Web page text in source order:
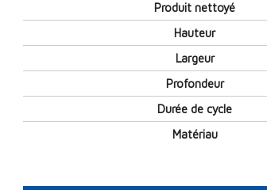
Produit nettoyé
Hauteur
Largeur
Profondeur
Durée de cycle
Matériau